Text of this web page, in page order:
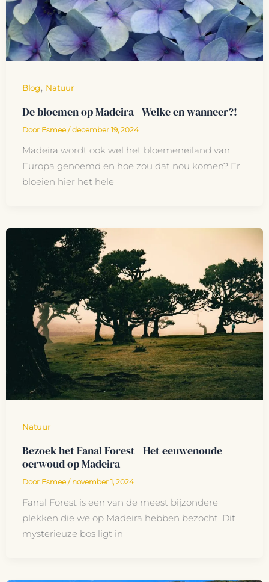
Blog, Natuur
De bloemen op Madeira | Welke en wanneer?!
Door Esmee/december 19, 2024
Madeira wordt ook wel het bloemeneiland van
Europa genoemd en hoe zou dat nou komen? Er
bloeien hier het hele
Natuur
Bezoek het Fanal Forest | Het eeuwenoude
oerwoud op Madeira
Door Esmee/ november 1, 2024
Fanal Forest is een van de meest bijzondere
plekken die we op Madeira hebben bezocht. Dit
mysterieuze bos ligt in